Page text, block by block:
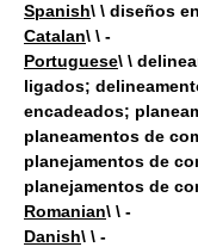
Spanish\ \ diseños
Catalan\ \ -
Portuguese\ \
ligados;
encadeados;
planeamentos de
planejamentos de
planejamentos de
Romanian\ \ -
Danish\ \ -